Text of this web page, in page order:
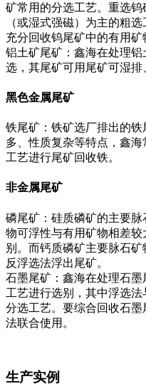
矿常用的分选工艺。重选
（或湿式强磁）为主的粗
充分回收钨尾矿中的有用矿
铝土矿尾矿：鑫海在处理
选，其尾矿可用尾矿可湿排
黑色金属尾矿
铁尾矿：铁矿选厂排出的
多、性质复杂等特点，鑫
工艺进行尾矿回收铁。
非金属尾矿
磷尾矿：硅质磷矿的主要
物可浮性与有用矿物相差
别。而钙质磷矿主要脉石
反浮选法浮出尾矿。
石墨尾矿：鑫海在处理石
工艺进行选别，其中浮选
分选工艺。要综合回收石
法联合使用。
生产实例